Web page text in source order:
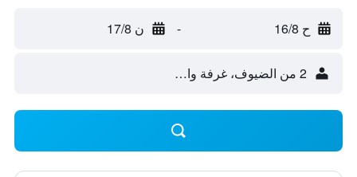
ح 16/8 - ن 17/8
2 من الضيوف، غرفة واحدة